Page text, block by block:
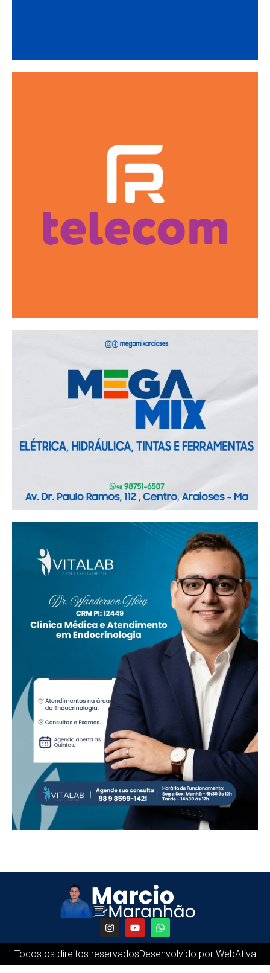
Todos os direitos reservadosDesenvolvido por WebAtiva